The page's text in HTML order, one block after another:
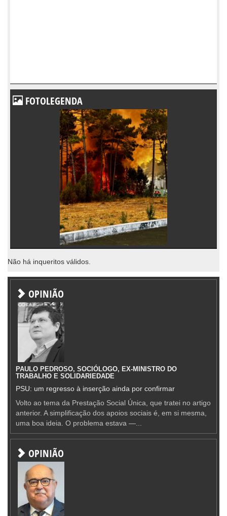
FOTOLEGENDA
Não há inqueritos válidos.
OPINIÃO
PAULO PEDROSO, SOCIÓLOGO, EX-MINISTRO DO
TRABALHO E SOLIDARIEDADE
PSU: um regresso à inserção ainda por confirmar
Volto ao tema da Prestação Social Única, que tratei no artigo
anterior. A simplificação dos apoios sociais é, em si mesma,
uma boa ideia. O problema estava —...
OPINIÃO